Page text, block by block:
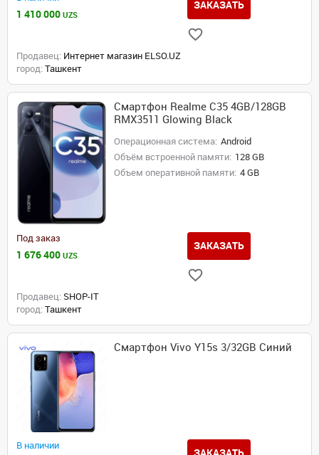
1 410 000 UZS
ЗАКАЗАТЬ
Продавец: Интернет магазин ELSO.UZ
город: Ташкент
Смартфон Realme C35 4GB/128GB
RMX3511 Glowing Black
Операционная система: Android
Объём встроенной памяти: 128 GB
Объем оперативной памяти: 4 GB
Под заказ
1 676 400 UZS
ЗАКАЗАТЬ
Продавец: SHOP-IT
город: Ташкент
Смартфон Vivo Y15s 3/32GB Синий
В наличии